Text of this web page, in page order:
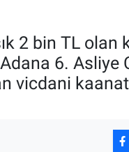
2 bin TL
6. Asliye
vicdani